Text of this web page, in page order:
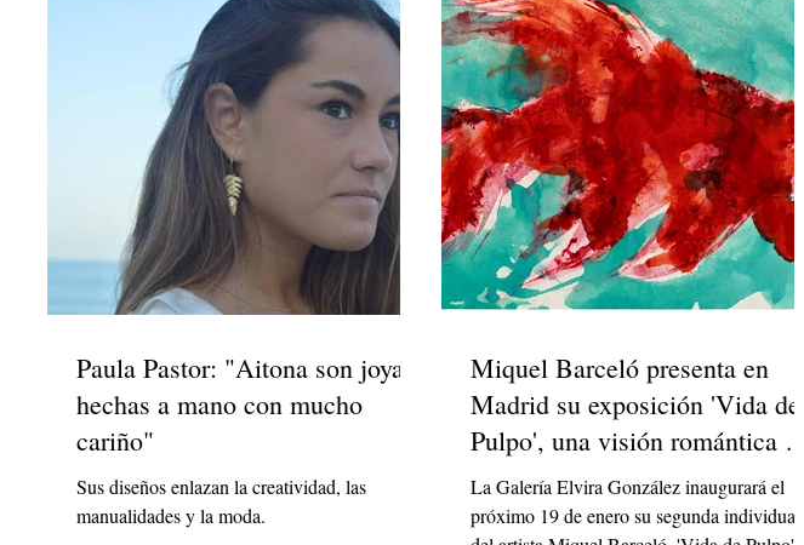
Paula Pastor: "Aitona son joyas
hechas a mano con mucho
cariño"
Sus diseños enlazan la creatividad, las
manualidades y la moda.
Miquel Barceló presenta en
Madrid su exposición 'Vida de
Pulpo', una visión romántica y
deso
La Galería Elvira González inaugurará el
próximo 19 de enero su segunda individual